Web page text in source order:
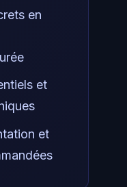
en
et
et